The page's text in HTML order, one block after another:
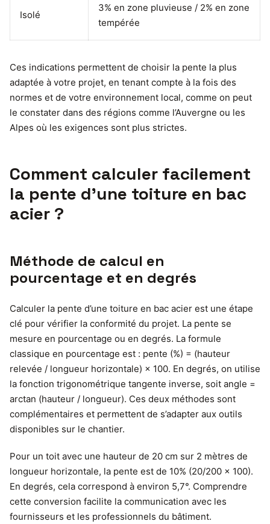
Isolé
3% en zone pluvieuse / 2% en zone
tempérée
Ces indications permettent de choisir la pente la plus
adaptée à votre projet, en tenant compte à la fois des
normes et de votre environnement local, comme on peut
le constater dans des régions comme l’Auvergne ou les
Alpes où les exigences sont plus strictes.
Comment calculer facilement
la pente d’une toiture en bac
acier ?
Méthode de calcul en
pourcentage et en degrés
Calculer la pente d’une toiture en bac acier est une étape
clé pour vérifier la conformité du projet. La pente se
mesure en pourcentage ou en degrés. La formule
classique en pourcentage est : pente (%) = (hauteur
relevée / longueur horizontale) × 100. En degrés, on utilise
la fonction trigonométrique tangente inverse, soit angle =
arctan (hauteur / longueur). Ces deux méthodes sont
complémentaires et permettent de s’adapter aux outils
disponibles sur le chantier.
Pour un toit avec une hauteur de 20 cm sur 2 mètres de
longueur horizontale, la pente est de 10% (20/200 × 100).
En degrés, cela correspond à environ 5,7°. Comprendre
cette conversion facilite la communication avec les
fournisseurs et les professionnels du bâtiment.